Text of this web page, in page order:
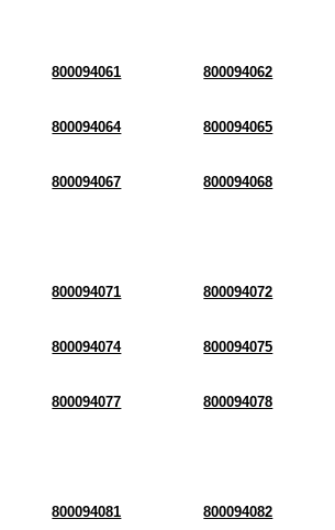
800094061 800094062
800094064 800094065
800094067 800094068
800094071 800094072
800094074 800094075
800094077 800094078
800094081 800094082